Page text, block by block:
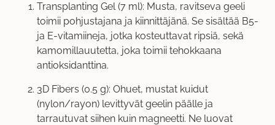
Transplanting Gel (7 ml): Musta, ravitseva geeli
toimii pohjustajana ja kiinnittäjänä. Se sisältää B5-
ja E-vitamiineja, jotka kosteuttavat ripsiä, sekä
kamomillauutetta, joka toimii tehokkaana
antioksidanttina.
3D Fibers (0.5 g): Ohuet, mustat kuidut
(nylon/rayon) levittyvät geelin päälle ja
tarrautuvat siihen kuin magneetti. Ne luovat